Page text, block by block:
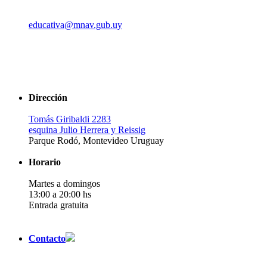
educativa@mnav.gub.uy
Dirección
Tomás Giribaldi 2283
esquina Julio Herrera y Reissig
Parque Rodó, Montevideo Uruguay
Horario
Martes a domingos
13:00 a 20:00 hs
Entrada gratuita
Contacto